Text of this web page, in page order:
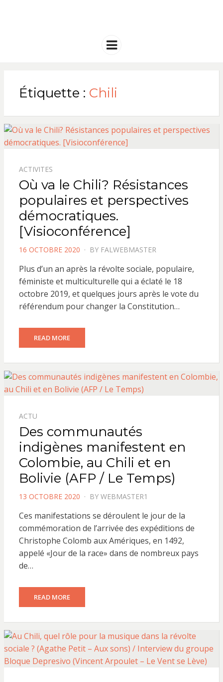
AMERIQUE
Menu
Étiquette : Chili
ACTIVITES
Où va le Chili? Résistances
populaires et perspectives
démocratiques.
[Visioconférence]
POSTED
16 OCTOBRE 2020 BY FALWEBMASTER
Plus d’un an après la révolte sociale, populaire,
féministe et multiculturelle qui a éclaté le 18
octobre 2019, et quelques jours après le vote du
référendum pour changer la Constitution…
READ MORE
ACTU
Des communautés
indigènes manifestent en
Colombie, au Chili et en
Bolivie (AFP / Le Temps)
POSTED
13 OCTOBRE 2020 BY WEBMASTER1
Ces manifestations se déroulent le jour de la
commémoration de l’arrivée des expéditions de
Christophe Colomb aux Amériques, en 1492,
appelé «Jour de la race» dans de nombreux pays
de…
READ MORE